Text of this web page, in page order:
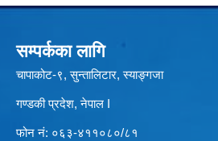
सम्पर्कका लागि
चापाकोट-९, सुन्तालिटार, स्याङ्गजा
गण्डकी प्रदेश, नेपाल I
फोन नं: ०६३-४११०८०/८१